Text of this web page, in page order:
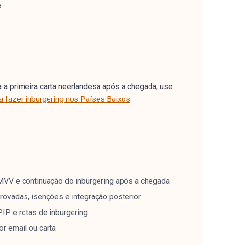
a primeira carta neerlandesa após a chegada, use
fazer inburgering nos Países Baixos.
e continuação do inburgering após a chegada
isenções e integração posterior
e rotas de inburgering
email ou carta